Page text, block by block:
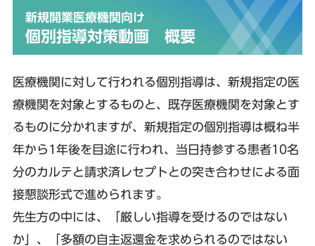
新規開業医療機関向け
個別指導対策動画 概要
医療機関に対して行われる個別指導は、新規指定の医
療機関を対象とするものと、既存医療機関を対象とす
るものに分かれますが、新規指定の個別指導は概ね半
年から1年後を目途に行われ、当日持参する患者10名
分のカルテと請求済レセプトとの突き合わせによる面
接懇談形式で進められます。
先生方の中には、「厳しい指導を受けるのではない
か」、「多額の自主返還金を求められるのではない